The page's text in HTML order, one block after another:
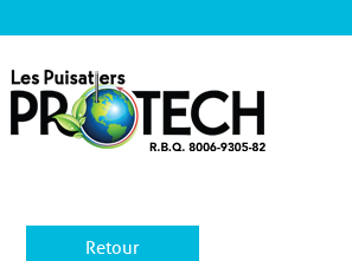
Retour